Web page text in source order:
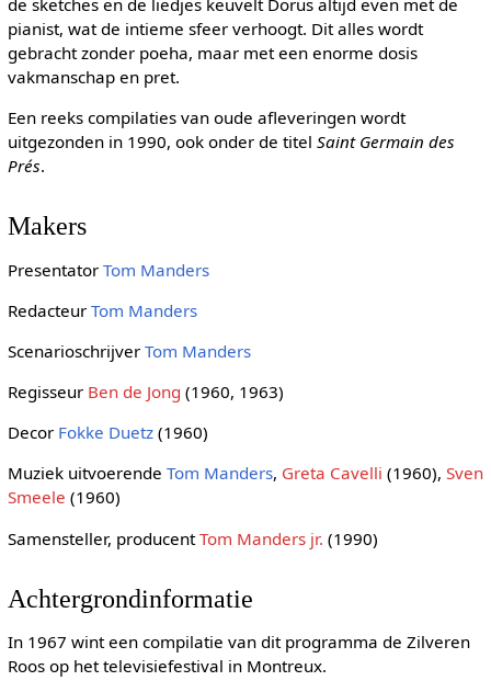
pianist, wat de intieme sfeer verhoogt. Dit alles wordt
gebracht zonder poeha, maar met een enorme dosis
vakmanschap en pret.
Een reeks compilaties van oude afleveringen wordt
uitgezonden in 1990, ook onder de titel Saint Germain des
Prés.
Makers
Presentator Tom Manders
Redacteur Tom Manders
Scenarioschrijver Tom Manders
Regisseur Ben de Jong (1960, 1963)
Decor Fokke Duetz(1960)
Muziek uitvoerende Tom Manders, Greta Cavelli (1960), Sven
Smeele (1960)
Samensteller, producentTom Manders jr. (1990)
Achtergrondinformatie
In 1967 wint een compilatie van dit programma de Zilveren
Roos op het televisiefestival in Montreux.